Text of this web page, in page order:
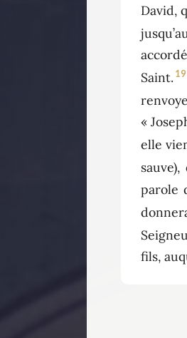
David,
Saint. 19
«
elle
parole
fils,